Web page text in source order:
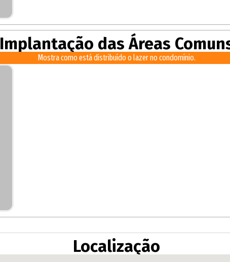
Implantação das Áreas
Mostra como está distribuído o lazer no condomínio.
Localização